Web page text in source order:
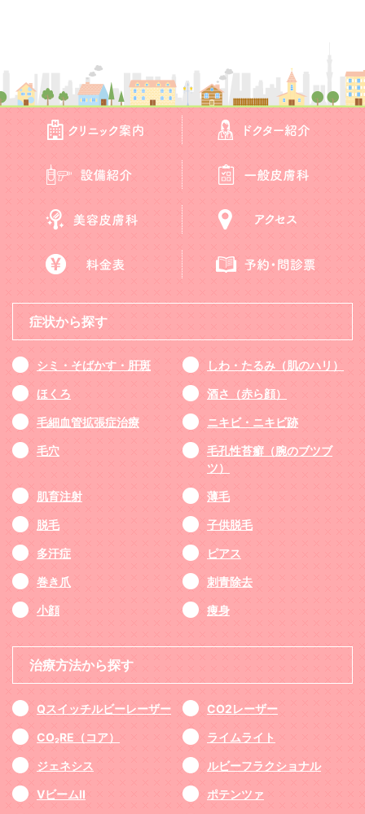
症状から探す
シミ・そばかす・肝斑 しわ・たるみ（肌のハリ）
ほくろ 酒さ（赤ら顔）
毛細血管拡張症治療 ニキビ・ニキビ跡
毛穴
毛孔性苔癬（腕のブツブ
ツ）
肌育注射 薄毛
脱毛 子供脱毛
多汗症 ピアス
巻き爪 刺青除去
小顔 痩身
治療方法から探す
Qスイッチルビーレーザー CO2レーザー
CO₂RE（コア） ライムライト
ジェネシス ルビーフラクショナル
VビームII ポテンツァ